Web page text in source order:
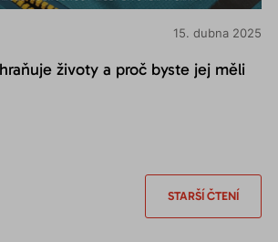
15. dubna 2025
životy a proč byste jej měli
STARŠÍ ČTENÍ